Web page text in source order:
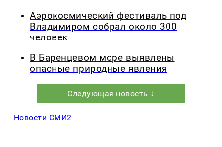
Аэрокосмический фестиваль под
Владимиром собрал около 300
человек
В Баренцевом море выявлены
опасные природные явления
Следующая новость ↓
Новости СМИ2